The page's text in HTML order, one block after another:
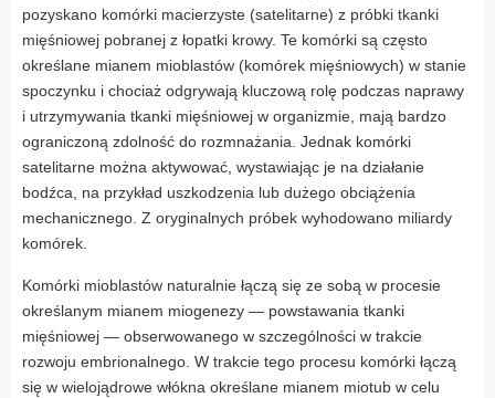
pozyskano komórki macierzyste (satelitarne) z próbki tkanki
mięśniowej pobranej z łopatki krowy. Te komórki są często
określane mianem mioblastów (komórek mięśniowych) w stanie
spoczynku i chociaż odgrywają kluczową rolę podczas naprawy
i utrzymywania tkanki mięśniowej w organizmie, mają bardzo
ograniczoną zdolność do rozmnażania. Jednak komórki
satelitarne można aktywować, wystawiając je na działanie
bodźca, na przykład uszkodzenia lub dużego obciążenia
mechanicznego. Z oryginalnych próbek wyhodowano miliardy
komórek.
Komórki mioblastów naturalnie łączą się ze sobą w procesie
określanym mianem miogenezy — powstawania tkanki
mięśniowej — obserwowanego w szczególności w trakcie
rozwoju embrionalnego. W trakcie tego procesu komórki łączą
się w wielojądrowe włókna określane mianem miotub w celu